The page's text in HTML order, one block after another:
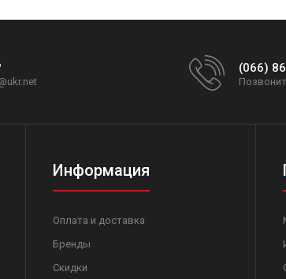
(066)
Информация
Оплата и доставка
Бренды
Скидки